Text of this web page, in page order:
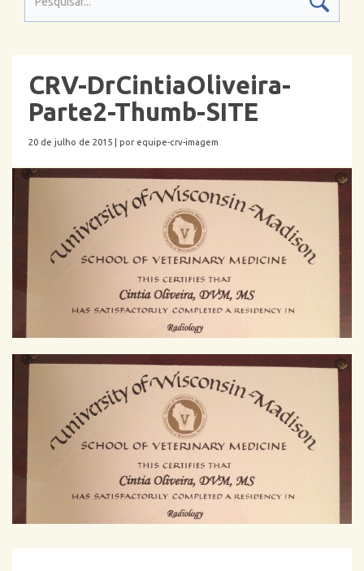
CRV-DrCintiaOliveira-
Parte2-Thumb-SITE
20 de julho de 2015 | por equipe-crv-imagem